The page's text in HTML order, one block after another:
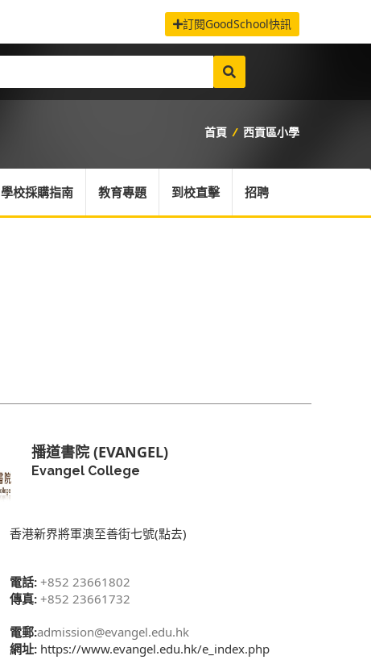
訂閱GoodSchool快訊
首頁 / 西貢區小學
學校採購指南 教育專題 到校直擊 招聘
播道書院 (EVANGEL)
Evangel College
香港新界將軍澳至善街七號(點去)
電話:+852 23661802
傳真:+852 23661732
電郵:admission@evangel.edu.hk
網址:https://www.evangel.edu.hk/e_index.php